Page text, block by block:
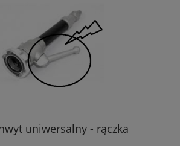
uniwersalny - rączka